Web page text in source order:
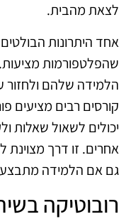
לצאת מהבית.
אחד היתרונות
שהפלטפורמות
הלמידה שלהם ולחזור
קורסים רבים מציעים
יכולים לשאול שאלות
אחרים. זו דרך מצוינת
גם אם הלמידה
רובוטיקה